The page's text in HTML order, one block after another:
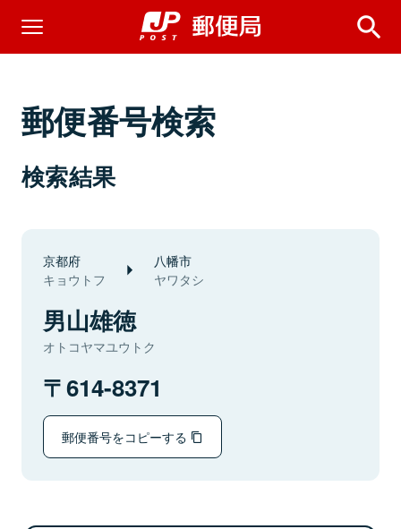
郵便番号検索
検索結果
京都府
キョウトフ
八幡市
ヤワタシ
男山雄徳
オトコヤマユウトク
614-8371
郵便番号をコピーする